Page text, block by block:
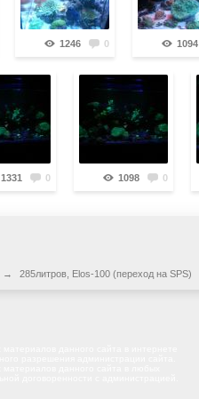
1246 0 1094
1331 0 1098 0
→ 285литров, Elos-100 (переход на SPS)